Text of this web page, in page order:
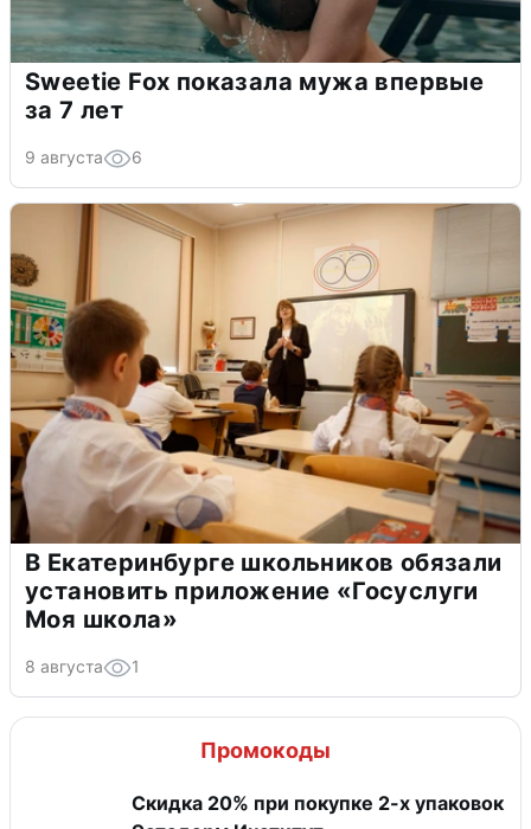
Sweetie Fox показала мужа впервые
за 7 лет
9 августа 6
В Екатеринбурге школьников обязали
установить приложение «Госуслуги
Моя школа»
8 августа 1
Промокоды
Скидка 20% при покупке 2-х упаковок